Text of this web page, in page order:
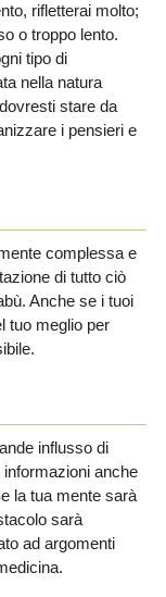
rifletterai molto;
o troppo lento.
tipo di
nella natura
stare da
i pensieri e
complessa e
di tutto ciò
Anche se i tuoi
tuo meglio per
influsso di
anche
la tua mente sarà
sarà
ad argomenti